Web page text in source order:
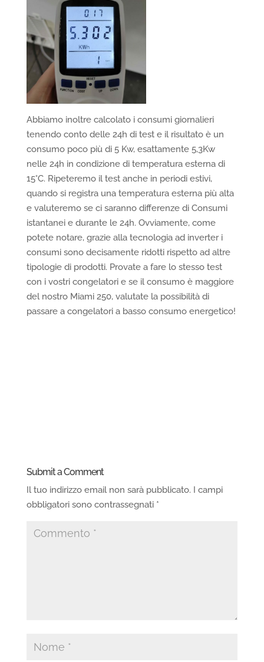
Abbiamo inoltre calcolato i consumi giornalieri
tenendo conto delle 24h di test e il risultato è un
consumo poco più di 5 Kw, esattamente 5,3Kw
nelle 24h in condizione di temperatura esterna di
15°C. Ripeteremo il test anche in periodi estivi,
quando si registra una temperatura esterna più alta
e valuteremo se ci saranno differenze di Consumi
istantanei e durante le 24h. Ovviamente, come
potete notare, grazie alla tecnologia ad inverter i
consumi sono decisamente ridotti rispetto ad altre
tipologie di prodotti. Provate a fare lo stesso test
con i vostri congelatori e se il consumo è maggiore
del nostro Miami 250, valutate la possibilità di
passare a congelatori a basso consumo energetico!
Submit a Comment
Il tuo indirizzo email non sarà pubblicato. I campi
obbligatori sono contrassegnati *